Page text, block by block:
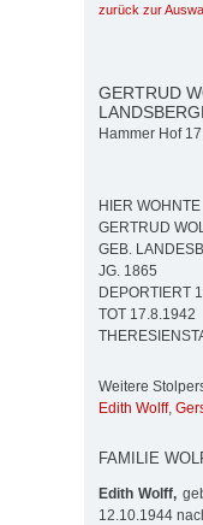
zurück zur
GERTRUD
Hammer Hof
HIER WOHNTE
GERTRUD
GEB.
JG. 1865
DEPORTIERT
TOT 17.8.1942
Weitere
Edith Wolff,
FAMILIE
Edith Wolff,
12.10.1944